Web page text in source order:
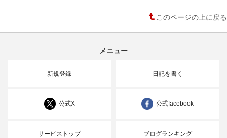
このページの上に戻る
メニュー
新規登録 日記を書く
公式X 公式facebook
サービストップ ブログランキング